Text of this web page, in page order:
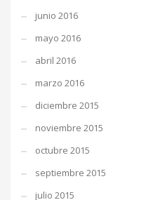
junio 2016
mayo 2016
abril 2016
marzo 2016
diciembre 2015
noviembre 2015
octubre 2015
septiembre 2015
julio 2015